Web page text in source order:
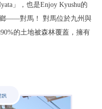
」，也是Enjoy Kyushu的
——對馬！ 對馬位於九州與
的土地被森林覆蓋，擁有
訊